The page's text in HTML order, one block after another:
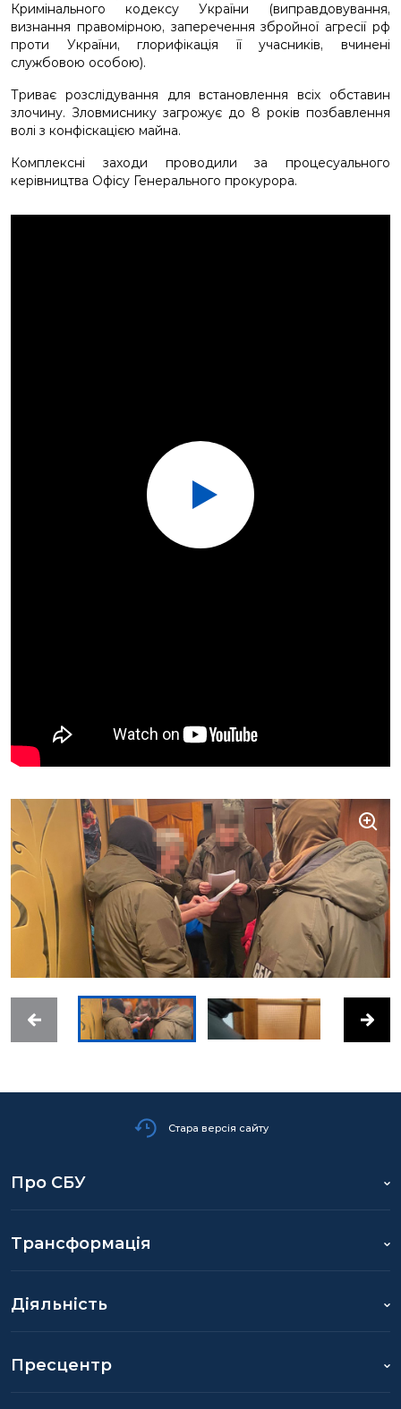
Кримінального кодексу України (виправдовування,
визнання правомірною, заперечення збройної агресії рф
проти України, глорифікація її учасників, вчинені
службовою особою).
Триває розслідування для встановлення всіх обставин
злочину. Зловмиснику загрожує до 8 років позбавлення
волі з конфіскацією майна.
Комплексні заходи проводили за процесуального
керівництва Офісу Генерального прокурора.
Стара версія сайту
Про СБУ
Трансформація
Діяльність
Пресцентр